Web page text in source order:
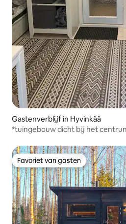
Gastenverblijf in Hyvinkää
*tuingebouw dicht bij het
Favoriet van gasten
Favoriet van gasten